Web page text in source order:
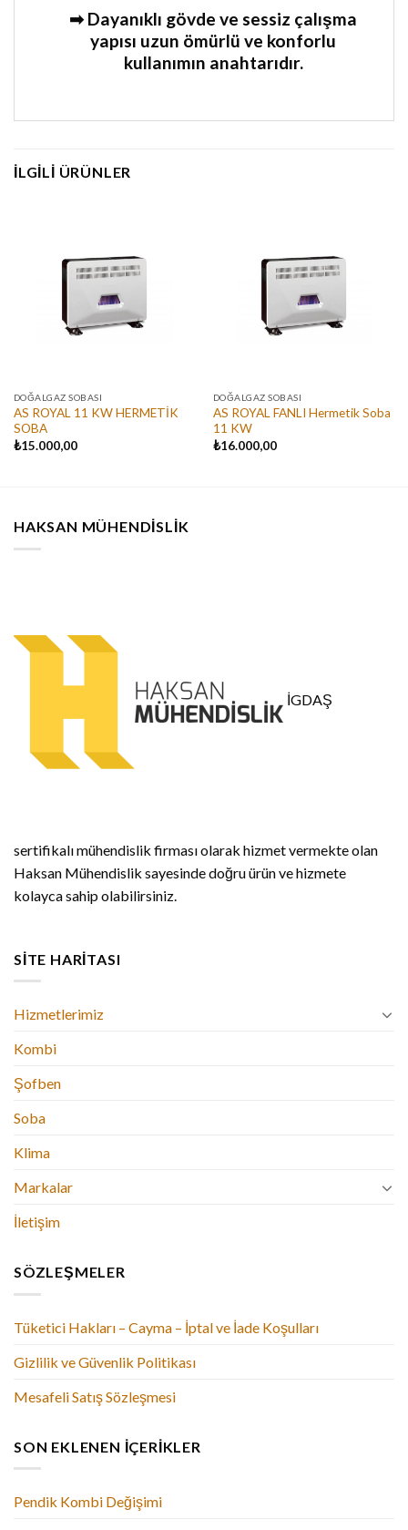
➡ Dayanıklı gövde ve sessiz çalışma
yapısı uzun ömürlü ve konforlu
kullanımın anahtarıdır.
İLGILI ÜRÜNLER
DOĞALGAZ SOBASI
AS ROYAL 11 KW HERMETİK
SOBA
₺15.000,00
DOĞALGAZ SOBASI
AS ROYAL FANLI Hermetik Soba
11 KW
₺16.000,00
HAKSAN MÜHENDISLIK
İGDAŞ
sertifikalı mühendislik firması olarak hizmet vermekte olan
Haksan Mühendislik sayesinde doğru ürün ve hizmete
kolayca sahip olabilirsiniz.
SITE HARITASI
Hizmetlerimiz
Kombi
Şofben
Soba
Klima
Markalar
İletişim
SÖZLEŞMELER
Tüketici Hakları – Cayma – İptal ve İade Koşulları
Gizlilik ve Güvenlik Politikası
Mesafeli Satış Sözleşmesi
SON EKLENEN İÇERIKLER
Pendik Kombi Değişimi